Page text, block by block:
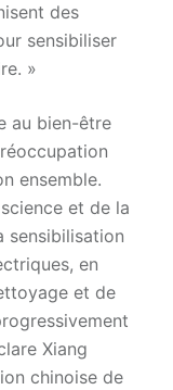
des
sensibiliser
»
au bien-être
ensemble.
et de la
sensibilisation
en
et de
Xiang
chinoise de